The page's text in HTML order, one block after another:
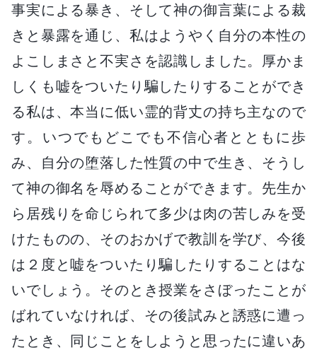
事実による暴き、そして神の御言葉による裁
きと暴露を通じ、私はようやく自分の本性の
よこしまさと不実さを認識しました。厚かま
しくも嘘をついたり騙したりすることができ
る私は、本当に低い霊的背丈の持ち主なので
す。いつでもどこでも不信心者とともに歩
み、自分の堕落した性質の中で生き、そうし
て神の御名を辱めることができます。先生か
ら居残りを命じられて多少は肉の苦しみを受
けたものの、そのおかげで教訓を学び、今後
は２度と嘘をついたり騙したりすることはな
いでしょう。そのとき授業をさぼったことが
ばれていなければ、その後試みと誘惑に遭っ
たとき、同じことをしようと思ったに違いあ